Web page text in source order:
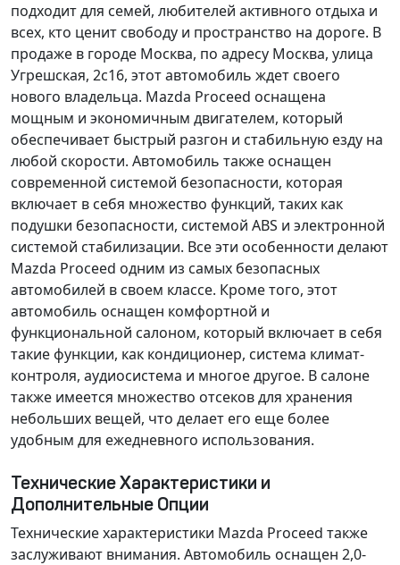
подходит для семей, любителей активного отдыха и
всех, кто ценит свободу и пространство на дороге. В
продаже в городе Москва, по адресу Москва, улица
Угрешская, 2с16, этот автомобиль ждет своего
нового владельца. Mazda Proceed оснащена
мощным и экономичным двигателем, который
обеспечивает быстрый разгон и стабильную езду на
любой скорости. Автомобиль также оснащен
современной системой безопасности, которая
включает в себя множество функций, таких как
подушки безопасности, системой ABS и электронной
системой стабилизации. Все эти особенности делают
Mazda Proceed одним из самых безопасных
автомобилей в своем классе. Кроме того, этот
автомобиль оснащен комфортной и
функциональной салоном, который включает в себя
такие функции, как кондиционер, система климат-
контроля, аудиосистема и многое другое. В салоне
также имеется множество отсеков для хранения
небольших вещей, что делает его еще более
удобным для ежедневного использования.
Технические Характеристики и
Дополнительные Опции
Технические характеристики Mazda Proceed также
заслуживают внимания. Автомобиль оснащен 2,0-